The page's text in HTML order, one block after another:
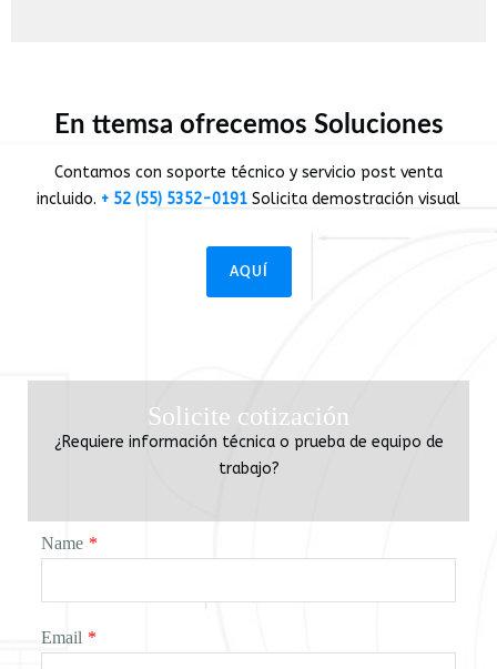
En ttemsa ofrecemos Soluciones
Contamos con soporte técnico y servicio post venta
incluido. + 52 (55) 5352-0191 Solicita demostración visual
AQUÍ
Solicite cotización
¿Requiere información técnica o prueba de equipo de
trabajo?
Name *
Email *